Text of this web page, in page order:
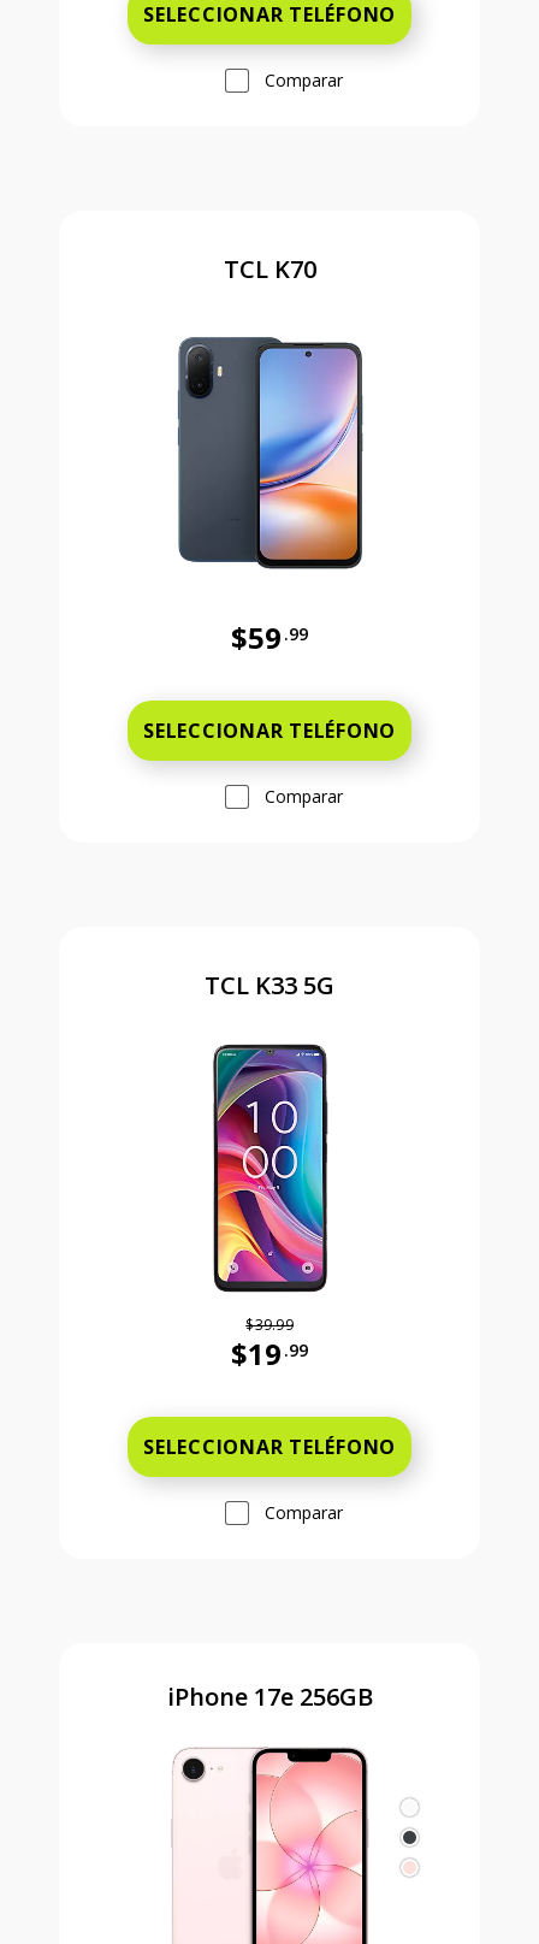
SELECCIONAR TELÉFONO
Comparar
TCL K70
$59 .99
SELECCIONAR TELÉFONO
Comparar
TCL K33 5G
$39.99
$19 .99
SELECCIONAR TELÉFONO
Comparar
iPhone 17e 256GB